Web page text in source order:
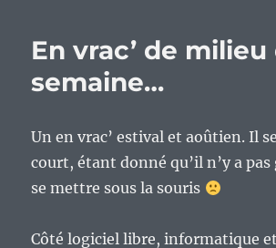
En vrac’ de milieu
semaine…
Un en vrac’ estival et aoûtien. Il
court, étant donné qu’il n’y a pas
se mettre sous la souris
Côté logiciel libre, informatique